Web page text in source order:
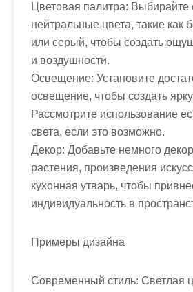
Цветовая палитра: Выбирайте
нейтральные цвета, такие как
или серый, чтобы создать
и воздушности.
Освещение: Установите
освещение, чтобы создать
Рассмотрите использование
света, если это возможно.
Декор: Добавьте немного
растения, произведения
кухонная утварь, чтобы
индивидуальность в
Примеры дизайна
Современный стиль: Светлая